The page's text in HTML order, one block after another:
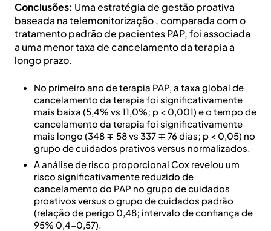
Conclusões: Uma estratégia de gestão proativa
baseada na telemonitorização , comparada com o
tratamento padrão de pacientes PAP, foi associada
a uma menor taxa de cancelamento da terapia a
longo prazo.
No primeiro ano de terapia PAP, a taxa global de
cancelamento da terapia foi significativamente
mais baixa (5,4% vs 11,0%; p < 0,001) e o tempo de
cancelamento da terapia foi significativamente
mais longo (348 ∓ 58 vs 337 ∓ 76 dias; p < 0,05) no
grupo de cuidados prativos versus normalizados.
A análise de risco proporcional Cox revelou um
risco significativamente reduzido de
cancelamento do PAP no grupo de cuidados
proativos versus o grupo de cuidados padrão
(relação de perigo 0,48; intervalo de confiança de
95% 0,4-0,57).